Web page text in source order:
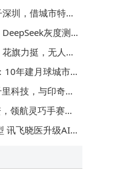
与客群优势谋全国布局
相亲软件风靡斯坦福校园|科技快讯
驾驶出行新篇章已开启
是务实调整还是“画大饼”？
奇共绘AI商业新蓝图
，推动具身智能新发展
AI健康管家赋能基层医疗